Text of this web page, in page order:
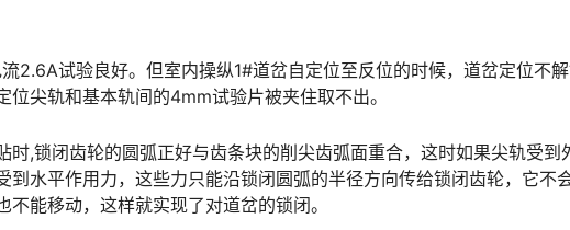
2.6A试验良好。但室内操纵1#道岔自定位至反位的时候，道岔定位不
尖轨和基本轨间的4mm试验片被夹住取不出。󠅅󠅃󠄵󠅂󠄪󠇖󠆨󠆨󠇕󠆞󠆒󠅬󠇘󠆭󠆘󠇙󠆝󠅵󠇗󠆭󠆁󠄐󠇗󠅹󠅸󠇖󠆍󠅳󠇖󠅹󠅰󠇖󠆌󠅹
时,锁闭齿轮的圆弧正好与齿条块的削尖齿弧面重合，这时如果尖轨受到
到水平作用力，这些力只能沿锁闭圆弧的半径方向传给锁闭齿轮，它不
能移动，这样就实现了对道岔的锁闭。󠅅󠅃󠄵󠅂󠄪󠇖󠆨󠆨󠇕󠆞󠆒󠅬󠇘󠆭󠆘󠇙󠆝󠅵󠇗󠆭󠆁󠄐󠇗󠅹󠅸󠇖󠆍󠅳󠇖󠅹󠅰󠇖󠆌󠅹